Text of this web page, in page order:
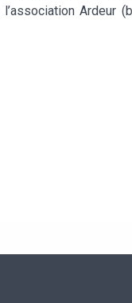
Ardeur